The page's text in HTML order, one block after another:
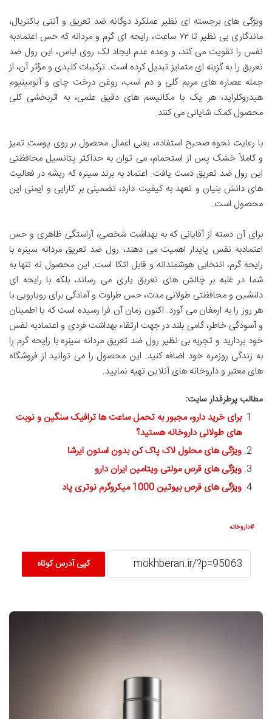
ویژگی های برجسته ای نظیر عملکرد دوگانه ضد تعریق و آنتی باکتریال،
ماندگاری بی نظیر تا ۷۲ ساعت، رایحه ای گرم و مردانه که حس اعتمادبه
نفس را تقویت می کند، و وعده عدم ایجاد لک روی لباس، این رول ضد
تعریق را به گزینه ای متمایز تبدیل کرده است. ترکیبات کلیدی و مؤثر آن، از
جمله عصاره های مریم گلی و دم اسب، روغن درخت چای و آلومینیوم
هیدروکلراید، هر یک با مکانیسم های دقیق علمی، به اثربخشی کلی
محصول کمک شایانی می کنند.
با رعایت نحوه صحیح استفاده، یعنی اعمال محصول بر روی پوست تمیز
و کاملاً خشک پس از استحمام، می توان به حداکثر پتانسیل محافظتی
این رول ضد تعریق دست یافت. اعتماد به برند سینره که ریشه در فعالیت
های دانش بنیان و تعهد به کیفیت دارد، تضمینی بر کارایی و ایمنی این
محصول است.
برای آن دسته از آقایانی که به بهداشت شخصی، آراستگی ظاهری و حس
اعتمادبه نفس پایدار اهمیت می دهند، رول ضد تعریق مردانه سینره با
رایحه گرم، انتخابی هوشمندانه و قابل اتکا است. این محصول نه تنها به
شما در غلبه بر چالش های تعریق یاری می رساند، بلکه با رایحه ای
دلنشین و محافظتی طولانی مدت، حس طراوت و آمادگی برای رویارویی با
هر روز را به ارمغان می آورد. اکنون زمان آن فرا رسیده است که با اطمینان
و آسودگی خاطر، گامی بلند در جهت ارتقاء بهداشت فردی و اعتمادبه نفس
خود بردارید و تجربه بی نظیر رول ضد تعریق مردانه سینره با رایحه گرم را
به زندگی روزمره خود اضافه کنید. این محصول را می توانید از فروشگاه
های معتبر و داروخانه های آنلاین تهیه نمایید.
مطالب پرطرفدار سایت:
برای خرید دارو، مجبور به تحمل ساعت ها ترافیک سنگین و نوبت
های طولانی داروخانه هستید؟
ویژگی های محلول لاک پاک کن بدون استون ایرشا
ویژگی های قرص مولتی ویتامین ایران دارو
ویژگی های قرص بیوتین 1000 میکروگرم نوتری پاد
داروخانه
کپی آدرس کوتاه